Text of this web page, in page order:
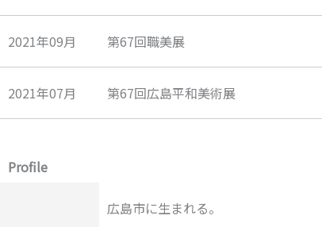
2021年09月 第67回職美展
2021年07月 第67回広島平和美術展
Profile
広島市に生まれる。